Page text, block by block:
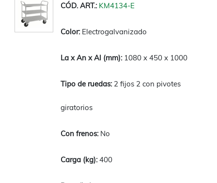
KM4134-E
Electrogalvanizado
1080 x 450 x 1000
2 fijos 2 con pivotes
giratorios
No
400